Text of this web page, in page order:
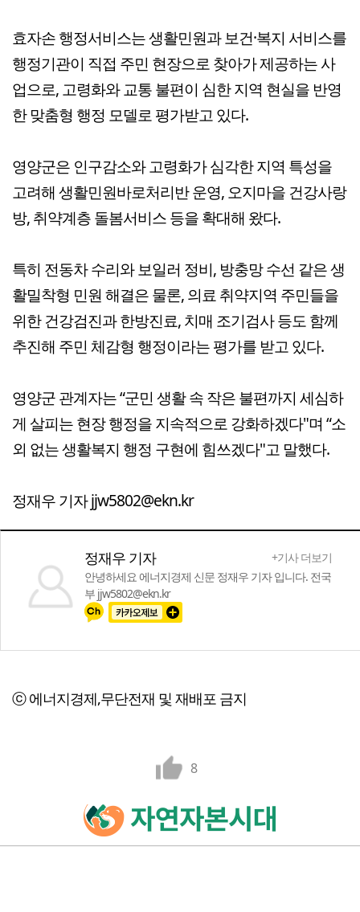
효자손 행정서비스는 생활민원과 보건·복지 서비스를
행정기관이 직접 주민 현장으로 찾아가 제공하는 사
업으로, 고령화와 교통 불편이 심한 지역 현실을 반영
한 맞춤형 행정 모델로 평가받고 있다.
영양군은 인구감소와 고령화가 심각한 지역 특성을
고려해 생활민원바로처리반 운영, 오지마을 건강사랑
방, 취약계층 돌봄서비스 등을 확대해 왔다.
특히 전동차 수리와 보일러 정비, 방충망 수선 같은 생
활밀착형 민원 해결은 물론, 의료 취약지역 주민들을
위한 건강검진과 한방진료, 치매 조기검사 등도 함께
추진해 주민 체감형 행정이라는 평가를 받고 있다.
영양군 관계자는 “군민 생활 속 작은 불편까지 세심하
게 살피는 현장 행정을 지속적으로 강화하겠다"며 “소
외 없는 생활복지 행정 구현에 힘쓰겠다"고 말했다.
정재우 기자 jjw5802@ekn.kr
정재우 기자
+기사 더보기
안녕하세요 에너지경제 신문 정재우 기자 입니다. 전국
부 jjw5802@ekn.kr
ⓒ 에너지경제,무단전재 및 재배포 금지
8